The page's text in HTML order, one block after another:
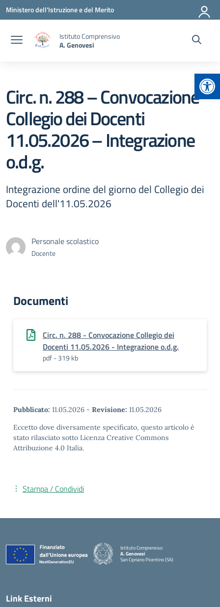
Vai ai contenuti
Vai al menu di navigazione
Vai al footer
Ministero dell'Istruzione e del Merito
Istituto Comprensivo
A. Genovesi
Circ. n. 288 – Convocazione
Collegio dei Docenti
11.05.2026 – Integrazione
o.d.g.
Integrazione ordine del giorno del Collegio dei
Docenti dell'11.05.2026
Personale scolastico
Docente
Documenti
Circ. n. 288 - Convocazione Collegio dei
Docenti 11.05.2026 - Integrazione o.d.g.
pdf - 319 kb
Pubblicato: 11.05.2026 - Revisione: 11.05.2026
Eccetto dove diversamente specificato, questo articolo è
stato rilasciato sotto Licenza Creative Commons
Attribuzione 4.0 Italia.
Stampa / Condividi
Istituto Comprensivo
A. Genovesi
San Cipriano Picentino (SA)
— Visita la pagina iniziale della scuola
Link Esterni